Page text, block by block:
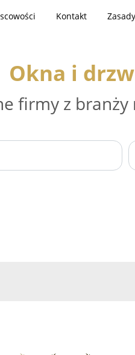
Kontakt Zasady
Okna i
firmy z branży